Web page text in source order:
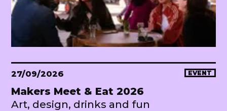
27/09/2026 EVENT
Makers Meet & Eat 2026
Art, design, drinks and fun